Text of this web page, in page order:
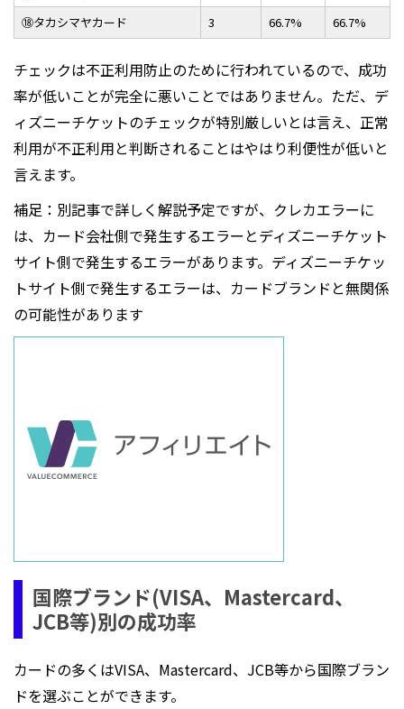
⑱タカシマヤカード
3 66.7% 66.7%
チェックは不正利用防止のために行われているので、成功
率が低いことが完全に悪いことではありません。ただ、デ
ィズニーチケットのチェックが特別厳しいとは言え、正常
利用が不正利用と判断されることはやはり利便性が低いと
言えます。
補足：別記事で詳しく解説予定ですが、クレカエラーに
は、カード会社側で発生するエラーとディズニーチケット
サイト側で発生するエラーがあります。ディズニーチケッ
トサイト側で発生するエラーは、カードブランドと無関係
の可能性があります
国際ブランド(VISA、Mastercard、
JCB等)別の成功率
カードの多くはVISA、Mastercard、JCB等から国際ブラン
ドを選ぶことができます。